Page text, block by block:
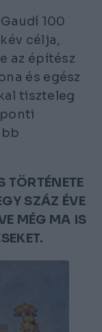
100
célja,
az építész
és egész
tiszteleg
TÖRTÉNETE
SZÁZ ÉVE
MÉG MA IS